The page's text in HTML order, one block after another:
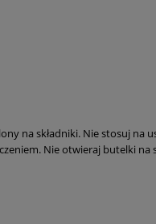
na składniki. Nie stosuj na
Nie otwieraj butelki na